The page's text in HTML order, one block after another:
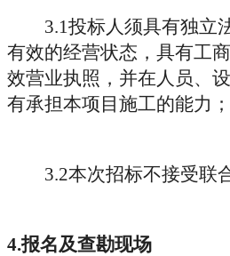
3.1投标人须具有独立
有效的经营状态，具有工
效营业执照，并在人员、
有承担本项目施工的能力；
3.2本次招标不接受联
4.报名及查勘现场